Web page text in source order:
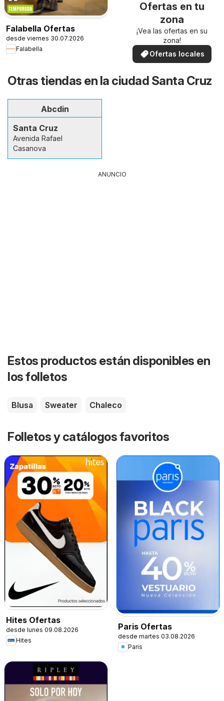
Falabella Ofertas
desde viernes 30.07.2026
Falabella
Ofertas en tu
zona
¡Vea las ofertas en su
zona!
Ofertas locales
Otras tiendas en la ciudad Santa Cruz
Abcdin
Santa Cruz
Avenida Rafael
Casanova
ANUNCIO
Estos productos están disponibles en
los folletos
Blusa Sweater Chaleco
Folletos y catálogos favoritos
Hites Ofertas
desde lunes 09.08.2026
Hites
Paris Ofertas
desde martes 03.08.2026
Paris